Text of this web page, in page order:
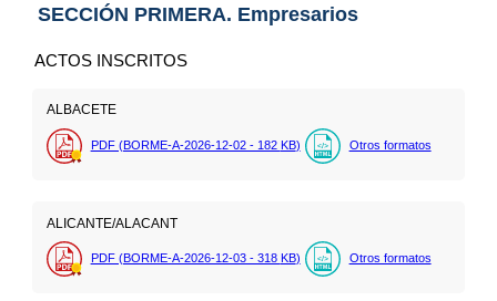
SECCIÓN PRIMERA. Empresarios
ACTOS INSCRITOS
ALBACETE
PDF (BORME-A-2026-12-02 - 182 KB) Otros formatos
ALICANTE/ALACANT
PDF (BORME-A-2026-12-03 - 318 KB) Otros formatos